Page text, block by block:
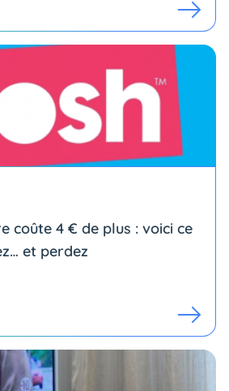
coûte 4 € de plus : voici ce
et perdez